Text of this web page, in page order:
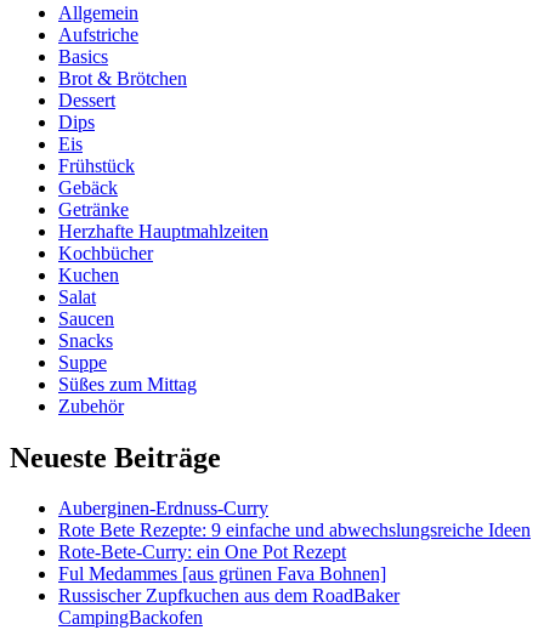
Allgemein
Aufstriche
Basics
Brot & Brötchen
Dessert
Dips
Eis
Frühstück
Gebäck
Getränke
Herzhafte Hauptmahlzeiten
Kochbücher
Kuchen
Salat
Saucen
Snacks
Suppe
Süßes zum Mittag
Zubehör
Neueste Beiträge
Auberginen-Erdnuss-Curry
Rote Bete Rezepte: 9 einfache und abwechslungsreiche Ideen
Rote-Bete-Curry: ein One Pot Rezept
Ful Medammes [aus grünen Fava Bohnen]
Russischer Zupfkuchen aus dem RoadBaker
CampingBackofen